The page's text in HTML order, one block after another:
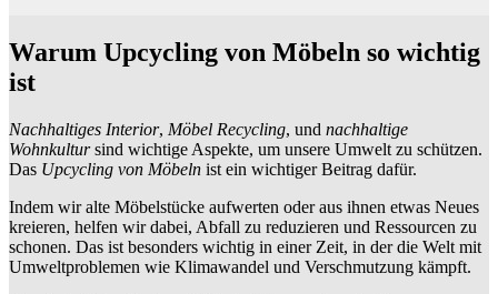
Warum Upcycling von Möbeln so wichtig
ist
Nachhaltiges Interior, Möbel Recycling, und nachhaltige
Wohnkultursind wichtige Aspekte, um unsere Umwelt zu schützen.
Das Upcycling von Möbeln ist ein wichtiger Beitrag dafür.
Indem wir alte Möbelstücke aufwerten oder aus ihnen etwas Neues
kreieren, helfen wir dabei, Abfall zu reduzieren und Ressourcen zu
schonen. Das ist besonders wichtig in einer Zeit, in der die Welt mit
Umweltproblemen wie Klimawandel und Verschmutzung kämpft.